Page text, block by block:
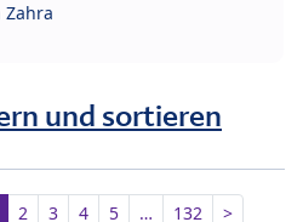
Zahra
und sortieren
2 3 4 5 … 132 >